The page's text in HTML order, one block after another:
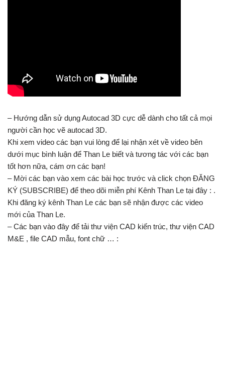
– Hướng dẫn sử dụng Autocad 3D cực dễ dành cho tất cả mọi
người cần học vẽ autocad 3D.
Khi xem video các bạn vui lòng để lại nhận xét về video bên
dưới mục bình luận để Than Le biết và tương tác với các bạn
tốt hơn nữa, cám ơn các bạn!
– Mời các bạn vào xem các bài học trước và click chọn ĐĂNG
KÝ (SUBSCRIBE) để theo dõi miễn phí Kênh Than Le tại đây : .
Khi đăng ký kênh Than Le các bạn sẽ nhận được các video
mới của Than Le.
– Các bạn vào đây để tải thư viện CAD kiến trúc, thư viện CAD
M&E , file CAD mẫu, font chữ … :